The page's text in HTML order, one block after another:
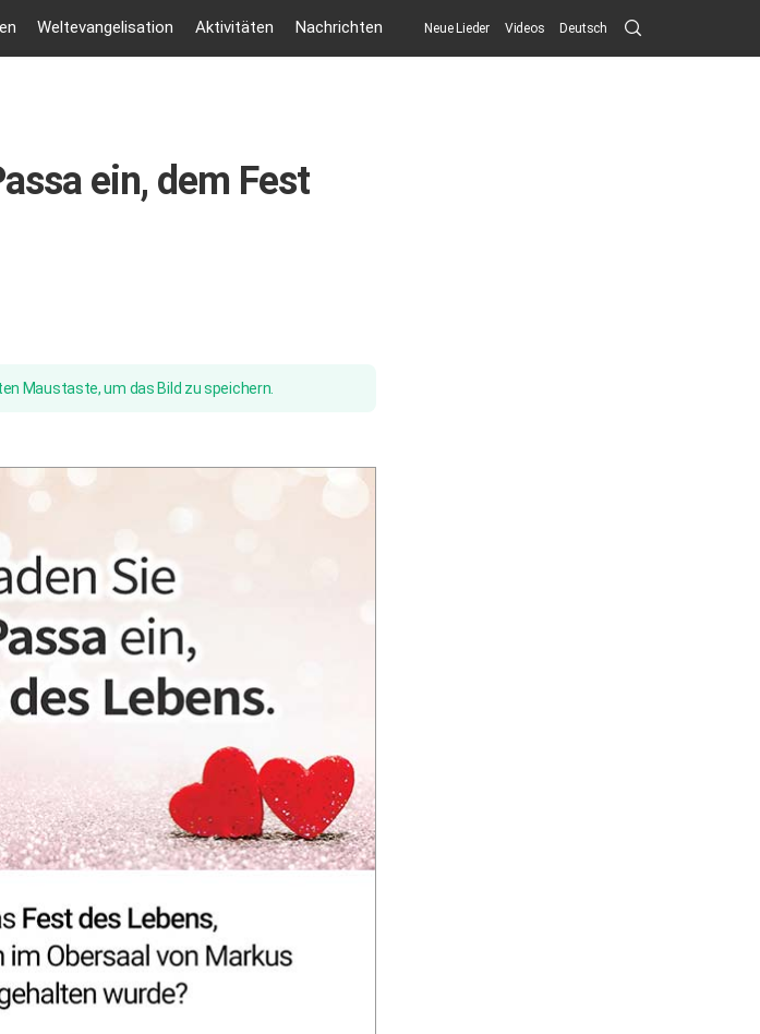
Weltevangelisation Aktivitäten Nachrichten Neue Lieder Videos Deutsch Search
Submit
ein, dem Fest
Maustaste, um das Bild zu speichern.